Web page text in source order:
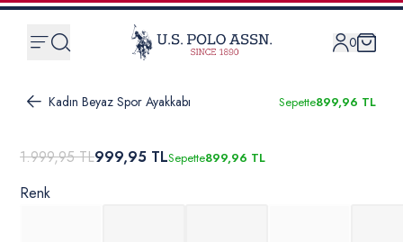
0
Kadın Beyaz Spor Ayakkabı Sepette899,96 TL
1.999,95 TL999,95 TLSepette899,96 TL
Renk